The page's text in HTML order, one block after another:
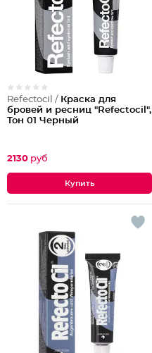
Refectocil / Краска для
бровей и ресниц "Refectocil",
Тон 01 Черный
2130 руб